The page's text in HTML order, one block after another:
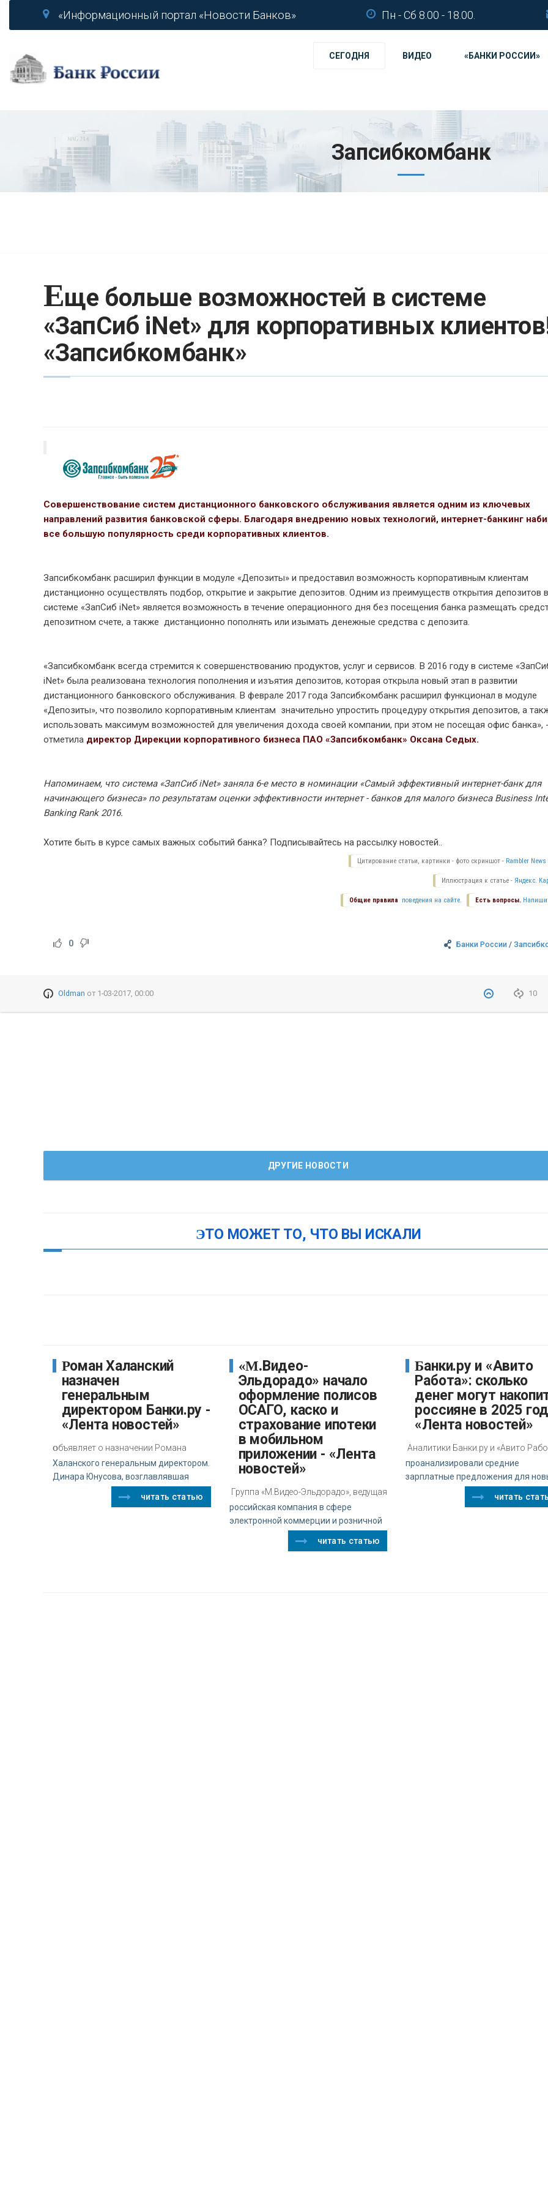
«Информационный портал «Новости Банков» Пн - Сб 8.00 - 18.00.
СЕГОДНЯ ВИДЕО «БАНКИ РОССИИ»
Запсибкомбанк
Еще больше возможностей в системе
«ЗапСиб iNet» для корпоративных
«Запсибкомбанк»
Совершенствование систем дистанционного банковского обслуживания является одним из ключевых
направлений развития банковской сферы. Благодаря внедрению новых технологий, интернет-банкинг
все большую популярность среди корпоративных клиентов.
Запсибкомбанк расширил функции в модуле «Депозиты» и предоставил возможность корпоративным клиентам
дистанционно осуществлять подбор, открытие и закрытие депозитов. Одним из преимуществ открытия депозитов в
системе «ЗапСиб iNet» является возможность в течение операционного дня без посещения банка размещать
депозитном счете, а также дистанционно пополнять или изымать денежные средства с депозита.
«Запсибкомбанк всегда стремится к совершенствованию продуктов, услуг и сервисов. В 2016 году в системе
iNet» была реализована технология пополнения и изъятия депозитов, которая открыла новый этап в развитии
дистанционного банковского обслуживания. В феврале 2017 года Запсибкомбанк расширил функционал в модуле
«Депозиты», что позволило корпоративным клиентам значительно упростить процедуру открытия депозитов, а
использовать максимум возможностей для увеличения дохода своей компании, при этом не посещая офис банка», -
отметила директор Дирекции корпоративного бизнеса ПАО «Запсибкомбанк» Оксана Седых.
Напоминаем, что система «ЗапСиб iNet» заняла 6-е место в номинации «Самый эффективный интернет-банк для
начинающего бизнеса» по результатам оценки эффективности интернет - банков для малого бизнеса Business
Banking Rank 2016.
Хотите быть в курсе самых важных событий банка? Подписывайтесь на рассылку новостей..
Цитирование статьи, картинки - фото скриншот - Rambler News
Иллюстрация к статье - Яндекс.
Есть вопросы.
Общие правила поведения на сайте.
Банки России /
0
10
Oldman от 1-03-2017, 00:00
ДРУГИЕ НОВОСТИ
ЭТО МОЖЕТ ТО, ЧТО ВЫ ИСКАЛИ
Роман Халанский
назначен
генеральным
директором Банки.ру -
«Лента новостей»
объявляет о назначении Романа
Халанского генеральным директором.
Динара Юнусова, возглавлявшая
читать статью
«М.Видео-
Эльдорадо» начало
оформление полисов
ОСАГО, каско и
страхование ипотеки
в мобильном
приложении - «Лента
новостей»
Группа «М.Видео-Эльдорадо», ведущая
российская компания в сфере
электронной коммерции и розничной
читать статью
Банки.ру и «Авито
Работа»: сколько
денег могут
россияне в 2025
«Лента новостей»
Аналитики Банки.ру и «Авито
проанализировали средние
зарплатные предложения для
читать